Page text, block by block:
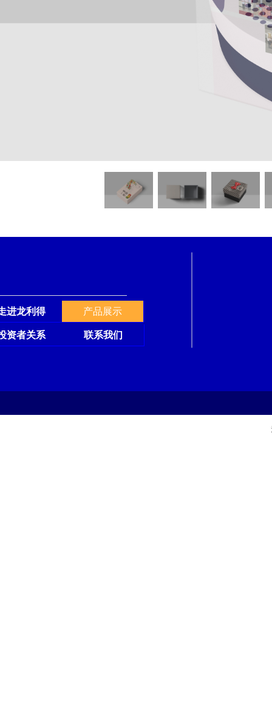
进龙利得 产品展示
资者关系 联系我们